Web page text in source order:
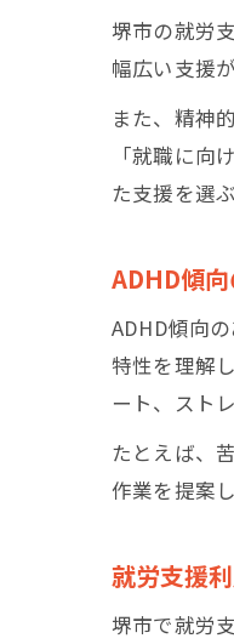
堺市の就労
幅広い支援
また、精神
「就職に向
た支援を選
ADHD傾
ADHD傾向
特性を理解
ート、スト
たとえば、
作業を提案
就労支援
堺市で就労